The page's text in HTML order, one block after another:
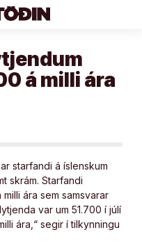
á milli ára
starfandi á íslenskum
skrám. Starfandi
ára sem samsvarar
var um 51.700 í júlí
ára,“ segir í tilkynningu